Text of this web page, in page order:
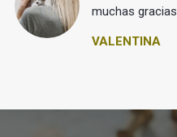
muchas gracias.
VALENTINA